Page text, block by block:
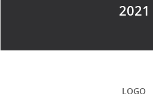
2021
LOGO